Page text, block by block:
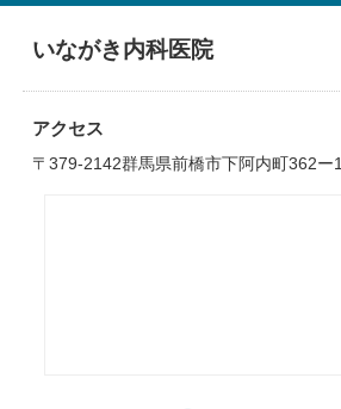
いながき内科医院
アクセス
〒379-2142群馬県前橋市下阿内町362ー1